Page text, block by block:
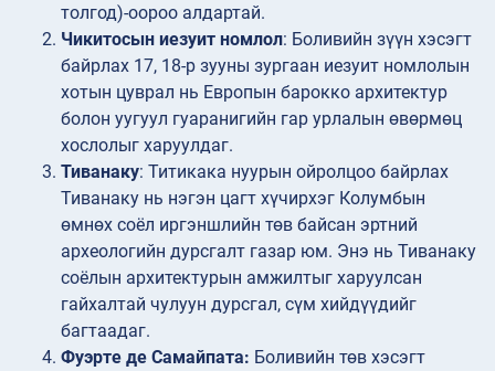
толгод)-оороо алдартай.
Чикитосын иезуит номлол: Боливийн зүүн хэсэгт
байрлах 17, 18-р зууны зургаан иезуит номлолын
хотын цуврал нь Европын барокко архитектур
болон уугуул гуаранигийн гар урлалын өвөрмөц
хослолыг харуулдаг.
Тиванаку: Титикака нуурын ойролцоо байрлах
Тиванаку нь нэгэн цагт хүчирхэг Колумбын
өмнөх соёл иргэншлийн төв байсан эртний
археологийн дурсгалт газар юм. Энэ нь Тиванаку
соёлын архитектурын амжилтыг харуулсан
гайхалтай чулуун дурсгал, сүм хийдүүдийг
багтаадаг.
Фуэрте де Самайпата: Боливийн төв хэсэгт